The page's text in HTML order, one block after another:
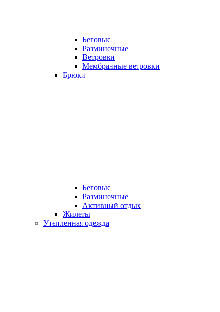
Беговые
Разминочные
Ветровки
Мембранные ветровки
Брюки
Беговые
Разминочные
Активный отдых
Жилеты
Утепленная одежда